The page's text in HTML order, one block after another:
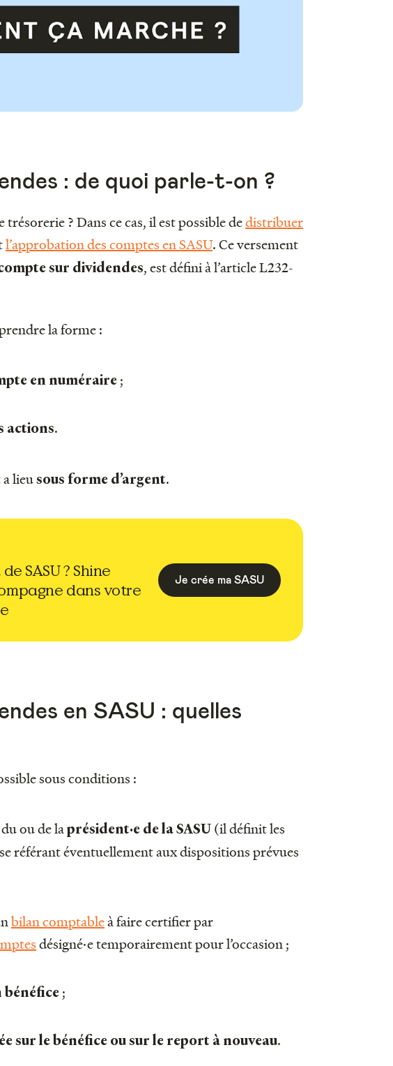
: de quoi parle-t-on ?
? Dans ce cas, il est possible dedistribuer
l’approbation des comptes en SASU. Ce versement
sur dividendes, est défini à l’article L232-
la forme :
en numéraire ;
actions.
lieusous forme d’argent.
SASU ? Shine
dans votre
Je crée ma SASU
en SASU : quelles
sous conditions :
ou de laprésident·e de la SASU (il définit les
référant éventuellement aux dispositions prévues
bilan comptableà faire certifier par
désigné·e temporairement pour l’occasion ;
bénéfice ;
sur le bénéfice ou sur le report à nouveau.